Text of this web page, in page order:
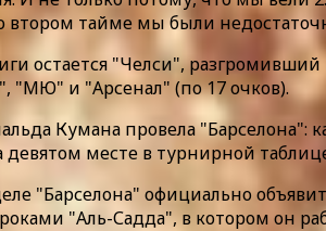
втором тайме мы были
остается "Челси", разгромивший
"МЮ" и "Арсенал" (по 17 очков).
Кумана провела "Барселона":
месте в турнирной
"Барселона" официально
"Аль-Садда", в котором он